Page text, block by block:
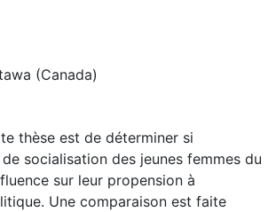
(Canada)
thèse est de déterminer si
socialisation des jeunes femmes du
sur leur propension à
Une comparaison est faite